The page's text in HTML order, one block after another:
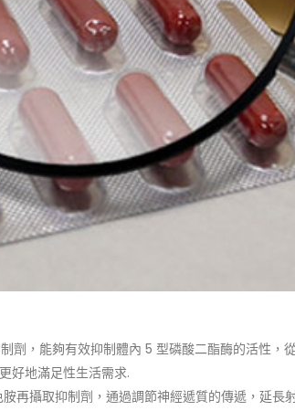
劑，能夠有效抑制體內 5 型磷酸二酯酶的活性，
好地滿足性生活需求.
再攝取抑制劑，通過調節神經遞質的傳遞，延長